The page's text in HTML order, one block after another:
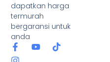
dapatkan harga
termurah
bergaransi untuk
anda